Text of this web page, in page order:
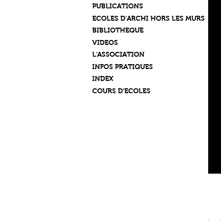
PUBLICATIONS
ECOLES D'ARCHI HORS LES MURS
BIBLIOTHEQUE
VIDEOS
L'ASSOCIATION
INFOS PRATIQUES
INDEX
COURS D'ECOLES